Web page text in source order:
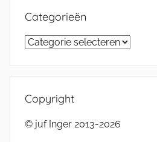
Categorieën
Categorieën
Copyright
© juf Inger 2013-2026